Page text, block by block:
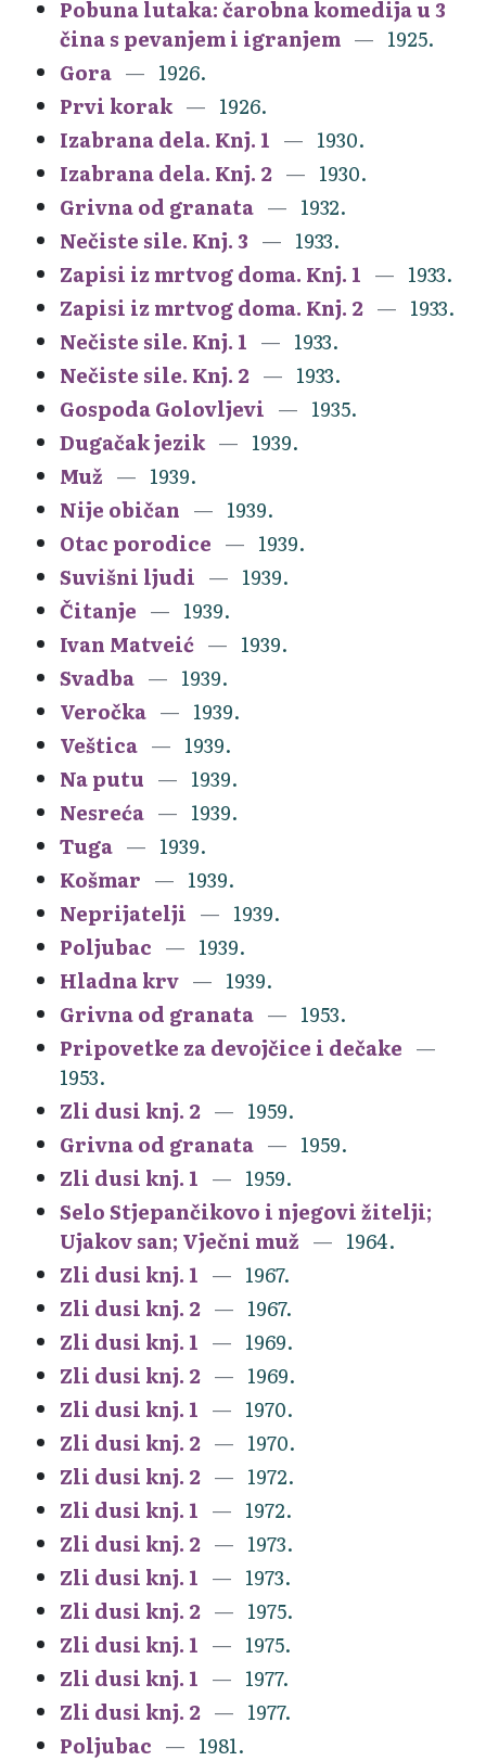
Pobuna lutaka: čarobna komedija u 3
čina s pevanjem i igranjem
1925.
Gora
1926.
Prvi korak
1926.
Izabrana dela. Knj. 1
1930.
Izabrana dela. Knj. 2
1930.
Grivna od granata
1932.
Nečiste sile. Knj. 3
1933.
Zapisi iz mrtvog doma. Knj. 1
1933.
Zapisi iz mrtvog doma. Knj. 2
1933.
Nečiste sile. Knj. 1
1933.
Nečiste sile. Knj. 2
1933.
Gospoda Golovljevi
1935.
Dugačak jezik
1939.
Muž
1939.
Nije običan
1939.
Otac porodice
1939.
Suvišni ljudi
1939.
Čitanje
1939.
Ivan Matveić
1939.
Svadba
1939.
Veročka
1939.
Veštica
1939.
Na putu
1939.
Nesreća
1939.
Tuga
1939.
Košmar
1939.
Neprijatelji
1939.
Poljubac
1939.
Hladna krv
1939.
Grivna od granata
1953.
Pripovetke za devojčice i dečake
1953.
Zli dusi knj. 2
1959.
Grivna od granata
1959.
Zli dusi knj. 1
1959.
Selo Stjepančikovo i njegovi žitelji;
Ujakov san; Vječni muž
1964.
Zli dusi knj. 1
1967.
Zli dusi knj. 2
1967.
Zli dusi knj. 1
1969.
Zli dusi knj. 2
1969.
Zli dusi knj. 1
1970.
Zli dusi knj. 2
1970.
Zli dusi knj. 2
1972.
Zli dusi knj. 1
1972.
Zli dusi knj. 2
1973.
Zli dusi knj. 1
1973.
Zli dusi knj. 2
1975.
Zli dusi knj. 1
1975.
Zli dusi knj. 1
1977.
Zli dusi knj. 2
1977.
Poljubac
1981.